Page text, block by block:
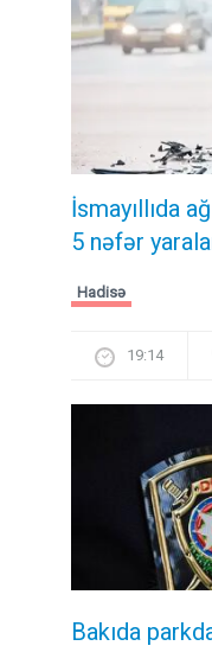
İsmayıllıda
5 nəfər
Hadisə
19:14
Bakıda